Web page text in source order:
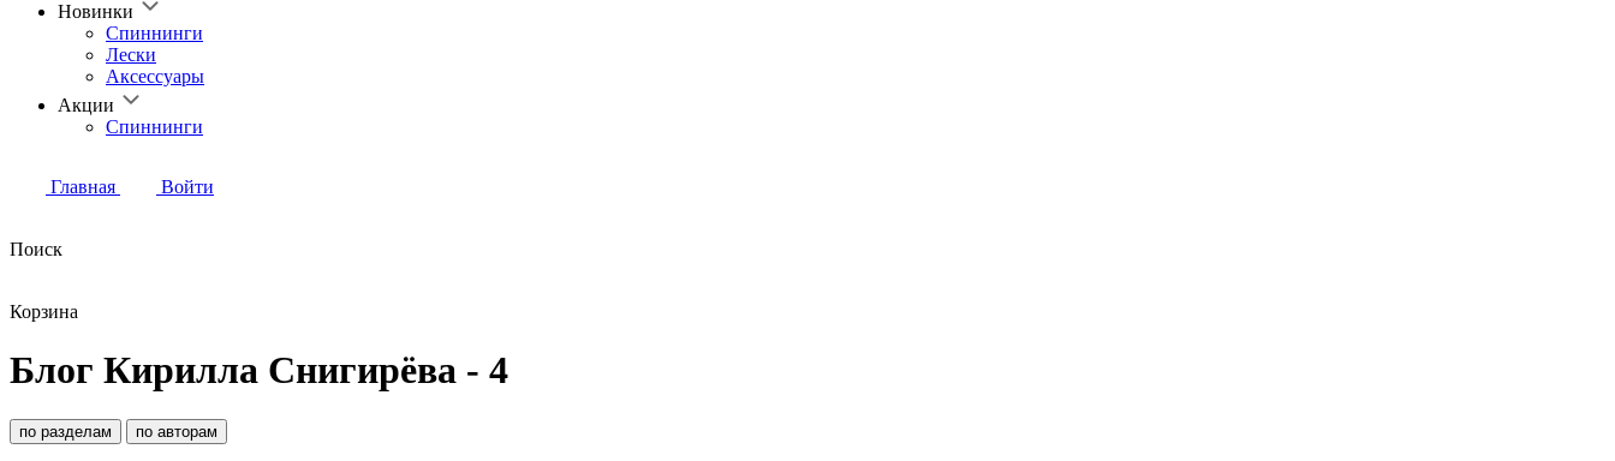
Новинки
Спиннинги
Лески
Аксессуары
Акции
Спиннинги
Главная Войти
Поиск
Корзина
Блог Кирилла Снигирёва - 4
по разделам по авторам